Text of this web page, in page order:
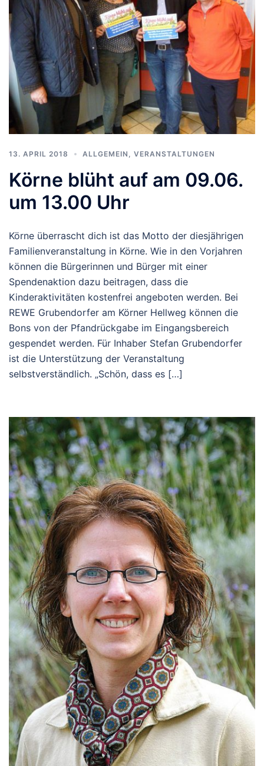
13. APRIL 2018 ALLGEMEIN VERANSTALTUNGEN
Körne blüht auf am 09.06.
um 13.00 Uhr
Körne überrascht dich ist das Motto der diesjährigen
Familienveranstaltung in Körne. Wie in den Vorjahren
können die Bürgerinnen und Bürger mit einer
Spendenaktion dazu beitragen, dass die
Kinderaktivitäten kostenfrei angeboten werden. Bei
REWE Grubendorfer am Körner Hellweg können die
Bons von der Pfandrückgabe im Eingangsbereich
gespendet werden. Für Inhaber Stefan Grubendorfer
ist die Unterstützung der Veranstaltung
selbstverständlich. „Schön, dass es […]